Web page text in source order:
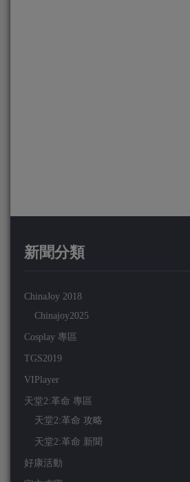
新聞分類
ChinaJoy 2018
Chinajoy2025
Cosplay 專區
TGS2019
VIPlayer
天堂2:革命 專區
天堂2:革命 攻略
天堂2:革命 新聞
好康活動